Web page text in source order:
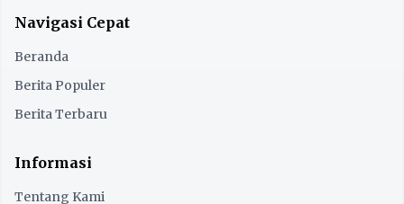
Navigasi Cepat
Beranda
Berita Populer
Berita Terbaru
Informasi
Tentang Kami